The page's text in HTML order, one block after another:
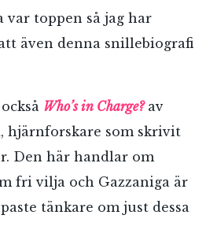
var toppen så jag har
även denna snillebiografi
Who’s in Charge?av
, hjärnforskare som skrivit
Den här handlar om
fri vilja och Gazzaniga är
tänkare om just dessa